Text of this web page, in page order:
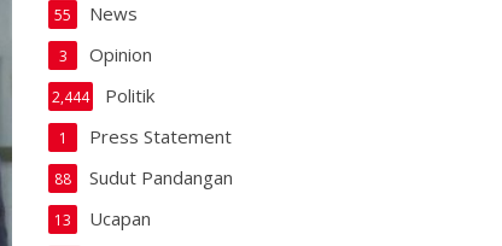
News
55
Opinion
3
Politik
2,444
Press Statement
1
Sudut Pandangan
88
Ucapan
13